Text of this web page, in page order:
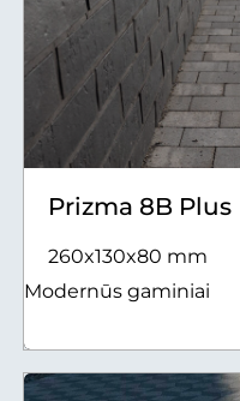
Prizma 8B Plus
260x130x80 mm
Modernūs gaminiai